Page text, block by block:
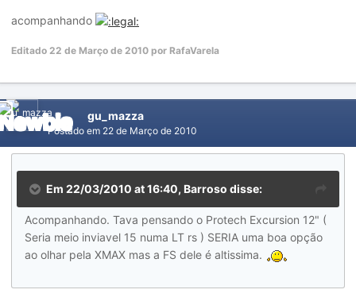
acompanhando
Editado 22 de Março de 2010 por RafaVarela
gu_mazza
Postado em 22 de Março de 2010
Em 22/03/2010 at 16:40, Barroso disse:
Acompanhando. Tava pensando o Protech Excursion 12" (
Seria meio inviavel 15 numa LT rs ) SERIA uma boa opção
ao olhar pela XMAX mas a FS dele é altissima.